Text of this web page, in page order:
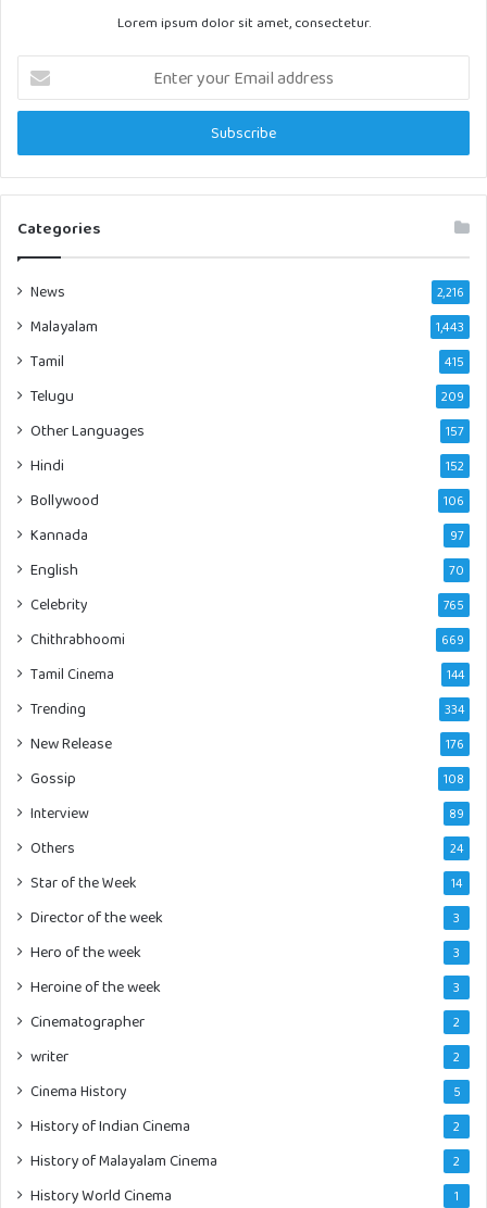
Lorem ipsum dolor sit amet, consectetur.
Enter
your
Email
Categories
News 2,216
Malayalam 1,443
Tamil 415
Telugu 209
Other Languages 157
Hindi 152
Bollywood 106
Kannada 97
English 70
Celebrity 765
Chithrabhoomi 669
Tamil Cinema 144
Trending 334
New Release 176
Gossip 108
Interview 89
Others 24
Star of the Week 14
Director of the week 3
Hero of the week 3
Heroine of the week 3
Cinematographer 2
writer 2
Cinema History 5
History of Indian Cinema 2
History of Malayalam Cinema 2
History World Cinema 1